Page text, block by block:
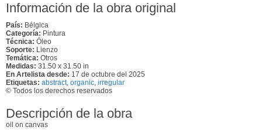
Información de la obra original
País: Bélgica
Categoría: Pintura
Técnica: Óleo
Soporte: Lienzo
Temática: Otros
Medidas: 31.50 x 31.50 in
En Artelista desde: 17 de octubre del 2025
Etiquetas: abstract, organic, irregular
© Todos los derechos reservados
Descripción de la obra
oil on canvas